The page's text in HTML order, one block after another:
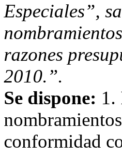
Especiales”,
razones
2010.”.
Se dispone: 1.
conformidad